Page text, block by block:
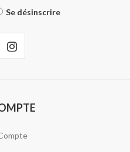
Se désinscrire